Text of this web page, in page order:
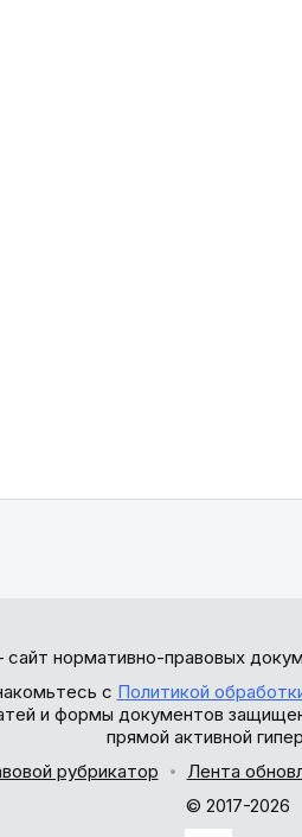
нормативно-правовых
с Политикой
и формы документов
прямой активной
рубрикатор
Лента
© 2017-2026